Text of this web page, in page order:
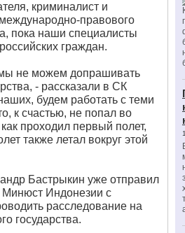
криминалист и
правового
пока наши специалисты
граждан.
не можем допрашивать
- рассказали в СК
будем работать с теми
к счастью, не попал во
проходил первый полет,
также летал вокруг этой
Бастрыкин уже отправил
Индонезии с
расследование на
государства.